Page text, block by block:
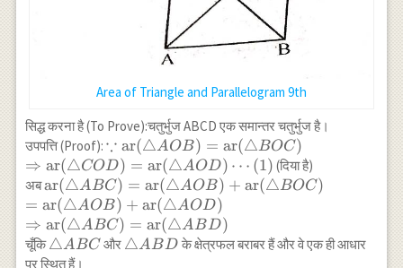
Area of Triangle and Parallelogram 9th
सिद्ध करना है (To Prove):चतुर्भुज ABCD एक समान्तर चतुर्भुज है।
उपपत्ति (Proof): \because
\operatorname{ar}
(\triangle
AOB)=\operatorname{ar}
(\triangle BOC) \\
\Rightarrow
\operatorname{ar}
∵ ar(△AOB) = ar(△BOC)
⇒ ar(△COD) = ar(△AOD) ⋯ (1) (दिया है)
अब\operatorname{ar}
(\triangle
ABC)=\operatorname{ar}
(\triangle
AOB)+\operatorname{ar}
ar(△ABC) = ar(△AOB) + ar(△BOC)
= ar(△AOB) + ar(△AOD)
\Rightarrow
\operatorname{ar}
(\triangle
⇒ ar(△ABC) = ar(△ABD)
चूँकि\triangle
ABC
△ABC और \triangle
△ABD के क्षेत्रफल बराबर हैं और वे एक ही आधार
पर स्थित हैं।